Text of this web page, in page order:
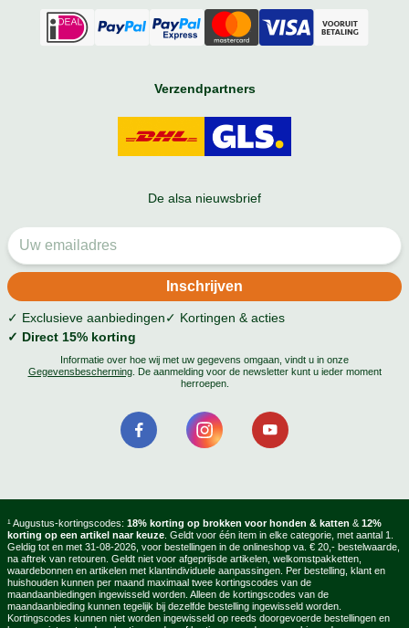
Verzendpartners
De alsa nieuwsbrief
✓ Exclusieve aanbiedingen✓ Kortingen & acties
✓ Direct 15% korting
Informatie over hoe wij met uw gegevens omgaan, vindt u in onze
Gegevensbescherming. De aanmelding voor de newsletter kunt u ieder moment
herroepen.
¹ Augustus-kortingscodes: 18% korting op brokken voor honden & katten & 12%
korting op een artikel naar keuze . Geldt voor één item in elke categorie, met aantal 1.
Geldig tot en met 31-08-2026, voor bestellingen in de onlineshop va. € 20,- bestelwaarde,
na aftrek van retouren. Geldt niet voor afgeprijsde artikelen, welkomstpakketten,
waardebonnen en artikelen met klantindividuele aanpassingen. Per bestelling, klant en
huishouden kunnen per maand maximaal twee kortingscodes van de
maandaanbiedingen ingewisseld worden. Alleen de kortingscodes van de
maandaanbieding kunnen tegelijk bij dezelfde bestelling ingewisseld worden.
Kortingscodes kunnen niet worden ingewisseld op reeds doorgevoerde bestellingen en